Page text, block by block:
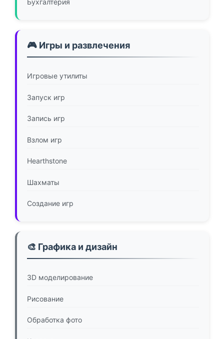
Бухгалтерия
🎮 Игры и развлечения
Игровые утилиты
Запуск игр
Запись игр
Взлом игр
Hearthstone
Шахматы
Создание игр
🎨 Графика и дизайн
3D моделирование
Рисование
Обработка фото